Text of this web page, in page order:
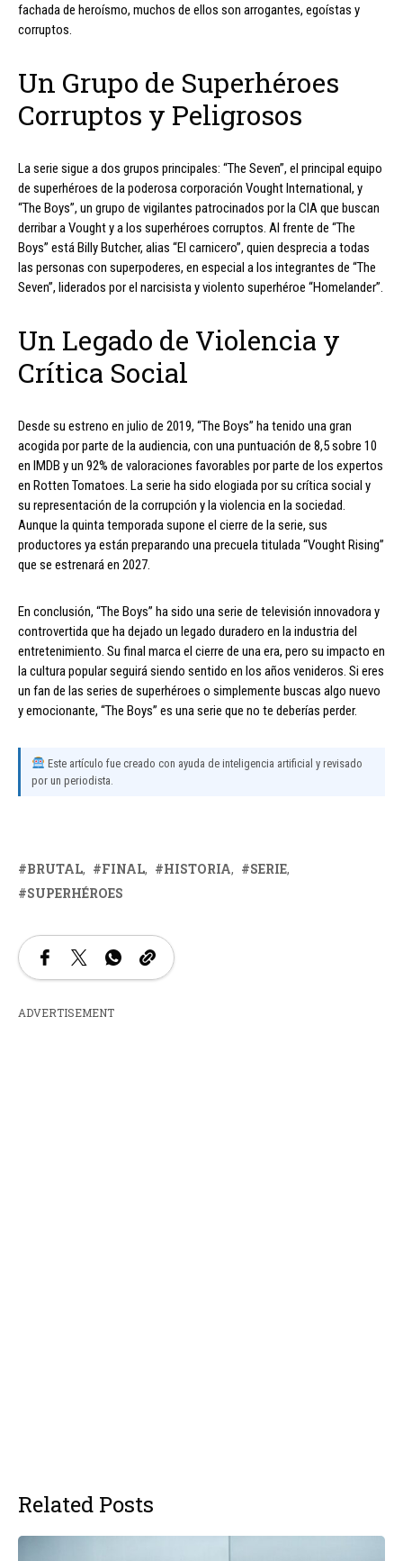
fachada de heroísmo, muchos de ellos son arrogantes, egoístas y
corruptos.
Un Grupo de Superhéroes
Corruptos y Peligrosos
La serie sigue a dos grupos principales: “The Seven”, el principal equipo
de superhéroes de la poderosa corporación Vought International, y
“The Boys”, un grupo de vigilantes patrocinados por la CIA que buscan
derribar a Vought y a los superhéroes corruptos. Al frente de “The
Boys” está Billy Butcher, alias “El carnicero”, quien desprecia a todas
las personas con superpoderes, en especial a los integrantes de “The
Seven”, liderados por el narcisista y violento superhéroe “Homelander”.
Un Legado de Violencia y
Crítica Social
Desde su estreno en julio de 2019, “The Boys” ha tenido una gran
acogida por parte de la audiencia, con una puntuación de 8,5 sobre 10
en IMDB y un 92% de valoraciones favorables por parte de los expertos
en Rotten Tomatoes. La serie ha sido elogiada por su crítica social y
su representación de la corrupción y la violencia en la sociedad.
Aunque la quinta temporada supone el cierre de la serie, sus
productores ya están preparando una precuela titulada “Vought Rising”
que se estrenará en 2027.
En conclusión, “The Boys” ha sido una serie de televisión innovadora y
controvertida que ha dejado un legado duradero en la industria del
entretenimiento. Su final marca el cierre de una era, pero su impacto en
la cultura popular seguirá siendo sentido en los años venideros. Si eres
un fan de las series de superhéroes o simplemente buscas algo nuevo
y emocionante, “The Boys” es una serie que no te deberías perder.
Este artículo fue creado con ayuda de inteligencia artificial y revisado
por un periodista.
BRUTAL FINAL HISTORIA
SERIE
SUPERHÉROES
ADVERTISEMENT
Related Posts